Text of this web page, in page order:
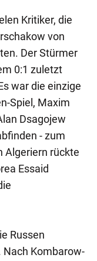
Kritiker, die
von
Der Stürmer
0:1 zuletzt
war die einzige
Spiel, Maxim
Dsagojew
- zum
Algeriern rückte
Essaid
Russen
Kombarow-